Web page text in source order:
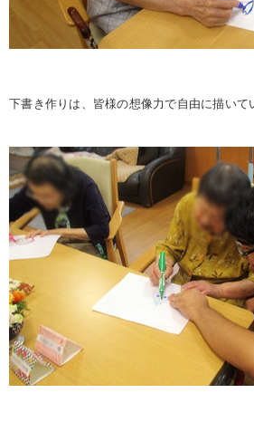
下書き作りは、皆様の想像力で自由に描いて